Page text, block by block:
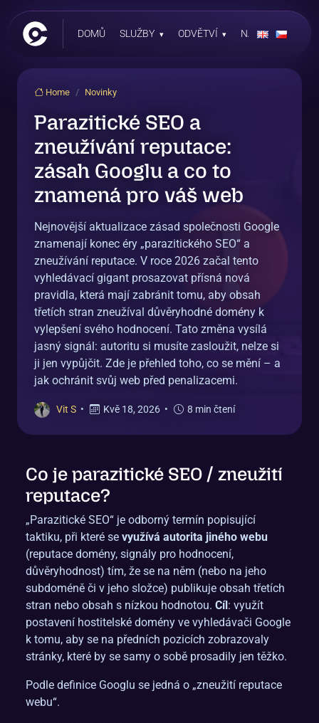
DOMŮ SLUŽBY ODVĚTVÍ NAŠE PRÁCE
Home Novinky
Parazitické SEO a
zneužívání reputace:
zásah Googlu a co to
znamená pro váš web
Nejnovější aktualizace zásad společnosti Google
znamenají konec éry „parazitického SEO“ a
zneužívání reputace. V roce 2026 začal tento
vyhledávací gigant prosazovat přísná nová
pravidla, která mají zabránit tomu, aby obsah
třetích stran zneužíval důvěryhodné domény k
vylepšení svého hodnocení. Tato změna vysílá
jasný signál: autoritu si musíte zasloužit, nelze si
ji jen vypůjčit. Zde je přehled toho, co se mění – a
jak ochránit svůj web před penalizacemi.
Vit S • Kvě 18, 2026 • 8 min čtení
Co je parazitické SEO / zneužití
reputace?
„Parazitické SEO“ je odborný termín popisující
taktiku, při které se využívá autorita jiného webu
(reputace domény, signály pro hodnocení,
důvěryhodnost) tím, že se na něm (nebo na jeho
subdoméně či v jeho složce) publikuje obsah třetích
stran nebo obsah s nízkou hodnotou. Cíl: využít
postavení hostitelské domény ve vyhledávači Google
k tomu, aby se na předních pozicích zobrazovaly
stránky, které by se samy o sobě prosadily jen těžko.
Podle definice Googlu se jedná o „zneužití reputace
webu“.